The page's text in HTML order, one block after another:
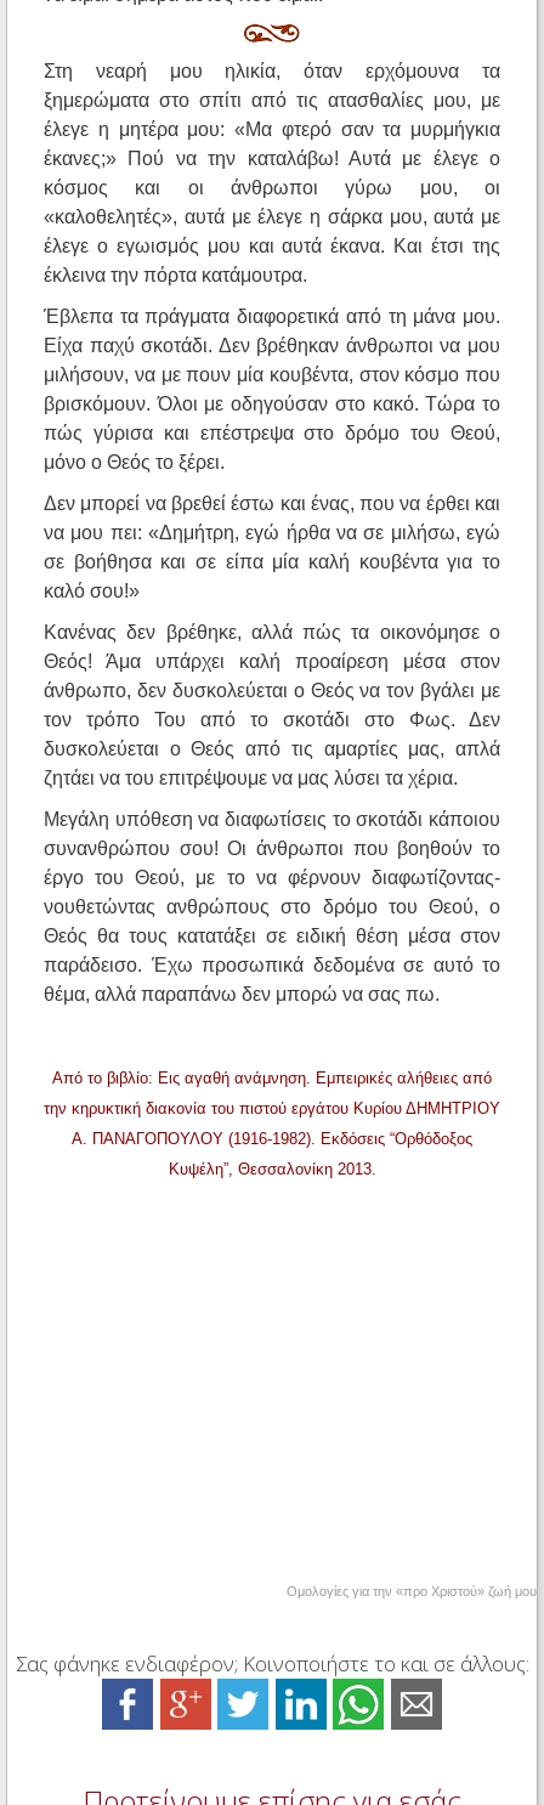
Στη νεαρή μου ηλικία, όταν ερχόμουνα τα
ξημερώματα στο σπίτι από τις ατασθαλίες μου, με
έλεγε η μητέρα μου: «Μα φτερό σαν τα μυρμήγκια
έκανες;» Πού να την καταλάβω! Αυτά με έλεγε ο
κόσμος και οι άνθρωποι γύρω μου, οι
«καλοθελητές», αυτά με έλεγε η σάρκα μου, αυτά με
έλεγε ο εγωισμός μου και αυτά έκανα. Και έτσι της
έκλεινα την πόρτα κατάμουτρα.
Έβλεπα τα πράγματα διαφορετικά από τη μάνα μου.
Είχα παχύ σκοτάδι. Δεν βρέθηκαν άνθρωποι να μου
μιλήσουν, να με πουν μία κουβέντα, στον κόσμο που
βρισκόμουν. Όλοι με οδηγούσαν στο κακό. Τώρα το
πώς γύρισα και επέστρεψα στο δρόμο του Θεού,
μόνο ο Θεός το ξέρει.
Δεν μπορεί να βρεθεί έστω και ένας, που να έρθει και
να μου πει: «Δημήτρη, εγώ ήρθα να σε μιλήσω, εγώ
σε βοήθησα και σε είπα μία καλή κουβέντα για το
καλό σου!»
Κανένας δεν βρέθηκε, αλλά πώς τα οικονόμησε ο
Θεός! Άμα υπάρχει καλή προαίρεση μέσα στον
άνθρωπο, δεν δυσκολεύεται ο Θεός να τον βγάλει με
τον τρόπο Του από το σκοτάδι στο Φως. Δεν
δυσκολεύεται ο Θεός από τις αμαρτίες μας, απλά
ζητάει να του επιτρέψουμε να μας λύσει τα χέρια.
Μεγάλη υπόθεση να διαφωτίσεις το σκοτάδι κάποιου
συνανθρώπου σου! Οι άνθρωποι που βοηθούν το
έργο του Θεού, με το να φέρνουν διαφωτίζοντας-
νουθετώντας ανθρώπους στο δρόμο του Θεού, ο
Θεός θα τους κατατάξει σε ειδική θέση μέσα στον
παράδεισο. Έχω προσωπικά δεδομένα σε αυτό το
θέμα, αλλά παραπάνω δεν μπορώ να σας πω.
Από το βιβλίο: Εις αγαθή ανάμνηση. Εμπειρικές αλήθειες από
την κηρυκτική διακονία του πιστού εργάτου Κυρίου ΔΗΜΗΤΡΙΟΥ
Α. ΠΑΝΑΓΟΠΟΥΛΟΥ (1916-1982). Εκδόσεις “Ορθόδοξος
Κυψέλη”, Θεσσαλονίκη 2013.
Ομολογίες για την «προ Χριστού» ζωή μου
Σας φάνηκε ενδιαφέρον; Κοινοποιήστε το και σε άλλους: